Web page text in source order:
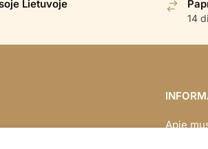
Lietuvoje
14
Apie